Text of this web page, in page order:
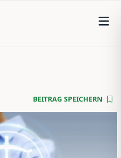
BEITRAG SPEICHERN